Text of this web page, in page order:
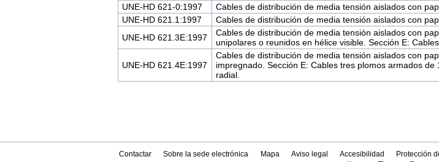
UNE-HD 621-0:1997
Cables de distribución de media tensión aislados con
UNE-HD 621.1:1997
Cables de distribución de media tensión aislados con
UNE-HD 621.3E:1997
Cables de distribución de media tensión aislados con
unipolares o reunidos en hélice visible. Sección E:
UNE-HD 621.4E:1997
Cables de distribución de media tensión aislados con
impregnado. Sección E: Cables tres plomos armados
radial.
Contactar Sobre la sede electrónica Mapa Aviso legal Accesibilidad Protección